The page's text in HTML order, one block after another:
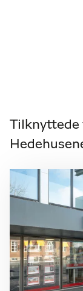
Tilknyttede